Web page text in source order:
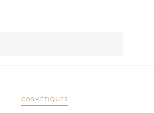
COSMÉTIQUES